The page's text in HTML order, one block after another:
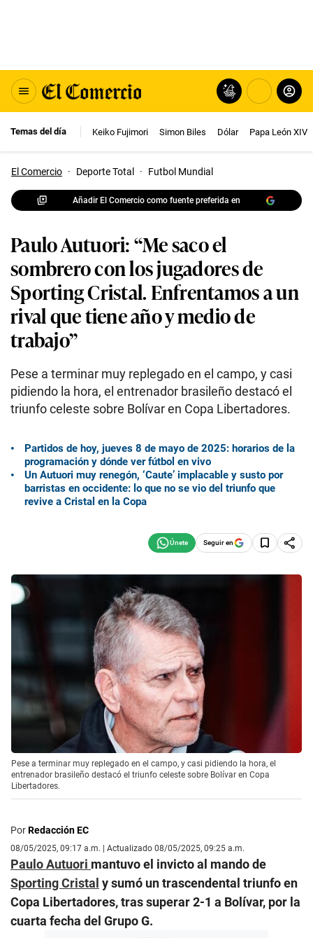
Temas del día Keiko Fujimori Simon Biles Dólar Papa León XIV
El Comercio · Deporte Total · Futbol Mundial
Añadir El Comercio como fuente preferida en
Paulo Autuori: “Me saco el
sombrero con los jugadores de
Sporting Cristal. Enfrentamos a un
rival que tiene año y medio de
trabajo”
Pese a terminar muy replegado en el campo, y casi
pidiendo la hora, el entrenador brasileño destacó el
triunfo celeste sobre Bolívar en Copa Libertadores.
Partidos de hoy, jueves 8 de mayo de 2025: horarios de la
programación y dónde ver fútbol en vivo
Un Autuori muy renegón, ‘Caute’ implacable y susto por
barristas en occidente: lo que no se vio del triunfo que
revive a Cristal en la Copa
Seguir en
Pese a terminar muy replegado en el campo, y casi pidiendo la hora, el
entrenador brasileño destacó el triunfo celeste sobre Bolívar en Copa
Libertadores.
PorRedacción EC
08/05/2025, 09:17 a.m. | Actualizado 08/05/2025, 09:25 a.m.
Paulo Autuori mantuvo el invicto al mando de
Sporting Cristal y sumó un trascendental triunfo en
Copa Libertadores, tras superar 2-1 a Bolívar, por la
cuarta fecha del Grupo G.